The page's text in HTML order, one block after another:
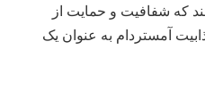
که شفافیت و حمایت از
آمستردام به عنوان یک